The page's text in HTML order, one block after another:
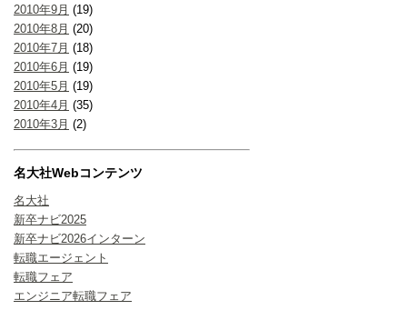
2010年9月 (19)
2010年8月 (20)
2010年7月 (18)
2010年6月 (19)
2010年5月 (19)
2010年4月 (35)
2010年3月 (2)
名大社Webコンテンツ
名大社
新卒ナビ2025
新卒ナビ2026インターン
転職エージェント
転職フェア
エンジニア転職フェア